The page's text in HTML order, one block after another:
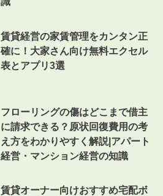
賃貸経営の家賃管理をカンタン正
確に！大家さん向け無料エクセル
表とアプリ3選
フローリングの傷はどこまで借主
に請求できる？原状回復費用の考
え方をわかりやすく解説|アパート
経営・マンション経営の知識
賃貸オーナー向けおすすめ宅配ボ